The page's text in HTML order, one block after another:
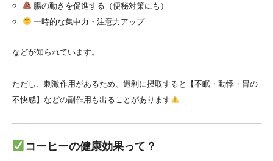
腸の動きを促進する（便秘対策にも）
一時的な集中力・注意力アップ
などが知られています。
ただし、刺激作用があるため、過剰に摂取すると【不眠・動悸・胃の
不快感】などの副作用も出ることがあります
コーヒーの健康効果って？